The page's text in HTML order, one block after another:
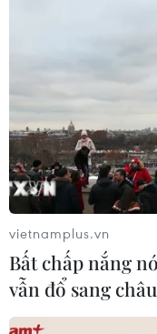
HLV Kim Sang-sik
chưa hoàn thành
31/07/2026 23:41
Hàng công
Việt Nam để
sân nhà Mỹ Đình
31/07/2026 15:42
Nhận định
Indonesia: Chiến
‘đè bẹp’ đội chủ
vietnamplus.vn
Bất chấp nắng
vẫn đổ sang